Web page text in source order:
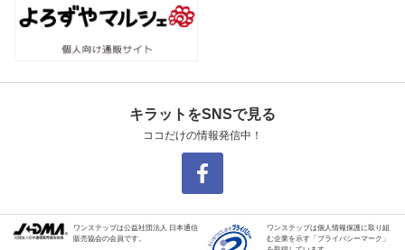
キラットをSNSで見る
ココだけの情報発信中！
ワンステップは公益社団法人 日本通信
販売協会の会員です。
ワンステップは個人情報保護に取り組
む企業を示す「プライバシーマーク」